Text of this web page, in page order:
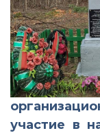
участие в